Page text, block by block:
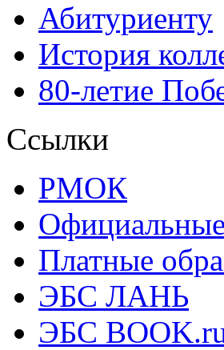
Абитуриенту
История
80-летие
Ссылки
РМОК
Платные
ЭБС ЛАНЬ
ЭБС